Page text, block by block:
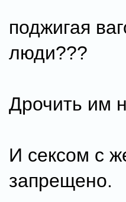
поджигая
люди???
Дрочить им
И сексом с
запрещено.